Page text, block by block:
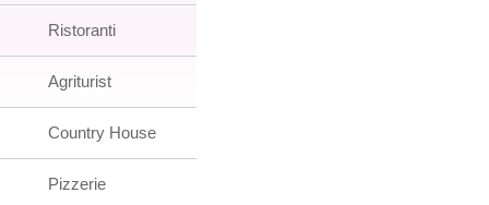
Ristoranti
Agriturist
Country House
Pizzerie